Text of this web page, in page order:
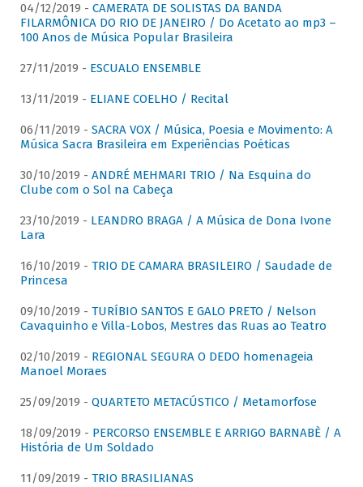
04/12/2019 - CAMERATA DE SOLISTAS DA BANDA
FILARMÔNICA DO RIO DE JANEIRO / Do Acetato ao mp3 –
100 Anos de Música Popular Brasileira
27/11/2019 - ESCUALO ENSEMBLE
13/11/2019 - ELIANE COELHO / Recital
06/11/2019 - SACRA VOX / Música, Poesia e Movimento: A
Música Sacra Brasileira em Experiências Poéticas
30/10/2019 - ANDRÉ MEHMARI TRIO / Na Esquina do
Clube com o Sol na Cabeça
23/10/2019 - LEANDRO BRAGA / A Música de Dona Ivone
Lara
16/10/2019 - TRIO DE CAMARA BRASILEIRO / Saudade de
Princesa
09/10/2019 - TURÍBIO SANTOS E GALO PRETO / Nelson
Cavaquinho e Villa-Lobos, Mestres das Ruas ao Teatro
02/10/2019 - REGIONAL SEGURA O DEDO homenageia
Manoel Moraes
25/09/2019 - QUARTETO METACÚSTICO / Metamorfose
18/09/2019 - PERCORSO ENSEMBLE E ARRIGO BARNABÈ / A
História de Um Soldado
11/09/2019 - TRIO BRASILIANAS